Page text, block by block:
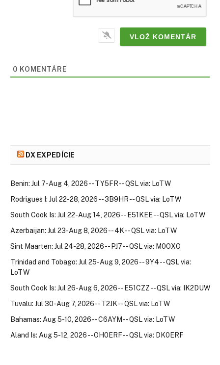
0 KOMENTÁRE
DX EXPEDÍCIE
Benin: Jul 7-Aug 4, 2026 -- TY5FR -- QSL via: LoTW
Rodrigues I: Jul 22-28, 2026 -- 3B9HR -- QSL via: LoTW
South Cook Is: Jul 22-Aug 14, 2026 -- E51KEE -- QSL via: LoTW
Azerbaijan: Jul 23-Aug 8, 2026 -- 4K -- QSL via: LoTW
Sint Maarten: Jul 24-28, 2026 -- PJ7 -- QSL via: M0OXO
Trinidad and Tobago: Jul 25-Aug 9, 2026 -- 9Y4 -- QSL via:
LoTW
South Cook Is: Jul 26-Aug 6, 2026 -- E51CZZ -- QSL via: IK2DUW
Tuvalu: Jul 30-Aug 7, 2026 -- T2JK -- QSL via: LoTW
Bahamas: Aug 5-10, 2026 -- C6AYM -- QSL via: LoTW
Aland Is: Aug 5-12, 2026 -- OH0ERF -- QSL via: DK0ERF